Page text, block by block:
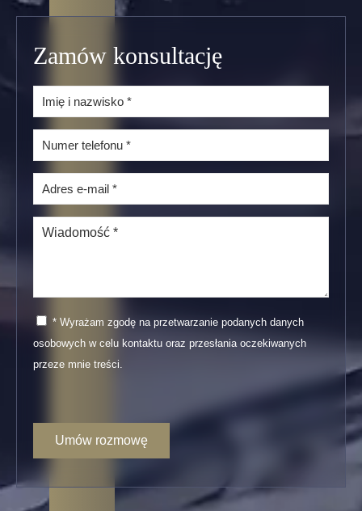
Zamów konsultację
* Wyrażam zgodę na przetwarzanie podanych danych
osobowych w celu kontaktu oraz przesłania oczekiwanych
przeze mnie treści.